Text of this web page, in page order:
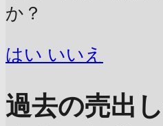
か？
はい いいえ
過去の売出